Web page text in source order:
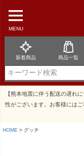
MENU
新着商品 商品一覧
【熊本地震に伴う配送の遅れ
性がございます。お客様には
HOME グッチ